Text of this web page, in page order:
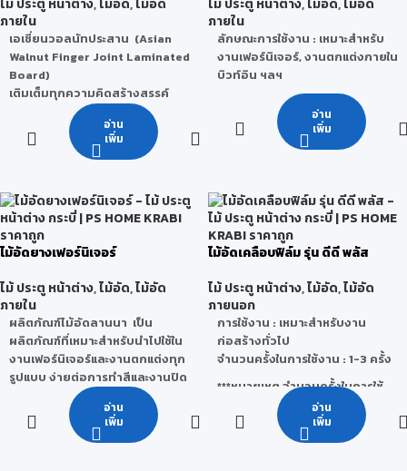
กระบวนการผลิต
CelukaProcess (เซลลูก้า) ทำให้
ลักษณะผิวด้านนอกมีความแข็ง
คุณสมบัติ
ทนเชื้อราและมอด ไม่เป็นเชื้อไฟ น้ำ
ลักษณะการใช้งาน : สามารถใช้ได้
ทั้งภายในและภายนอกเช่น งานฉลุ
โฆษณา ,เฟอร์นิเจอร์กันน้ำ, ห้องน้ำ,
ชุดห้องครัว, ห้องซาวน่า, ห้อง
Lab,ผนังกั้นห้อง, ฝ้าเพดาน, ประตูพี
วีซี, คิ้ว-บัว เป็นต้น
อาศัยได้มีส่วนร่วมในการอนุรักษ์
สิ่งแวดล้อมและได้ใช้ชีวิตที่สมดุล
จุดเด่น คือ มีผิวหน้าแข็งพิเศษ
• ผิวเรียบ ทำงานง่าย จบงาน
เรียบร้อย คุณภาพและขนาดได้
• สามารถทำฉลุ /ไดคัตได้
• พิมพ์สีและทำสีบนแผ่นพลาสวู้ดได้
• ผ่านการรับรองการเป็นมิตรกับ
Label จากสถาบันประเทศสิงคโปร์
• ผ่านการรับรองมาตรฐาน Lead
Free(ปลอดจากสารตะกั่ว) และ
จากสารระเหยที่เป็นพิษในอากาศ (
กระบวนการผลิต : Co-
ExtrusionProcess(โค-เอ็กซ์
ทรูชั่น) –การรีดร่วมทำให้ผิวหน้า
ของแผ่น PVC มีความแข็งพิเศษ
คุณสมบัติ: ไม่บวมน้ำ ทนปลวก
ทนเชื้อราและมอด ไม่เป็นเชื้อไฟ น้ำ
หนักเบา และเป็นมิตรกับสิ่ง
แวดล้อม
ลักษณะการใช้งาน: สามารถใช้ได้
ไม้ ประตู หน้าต่าง,ไม้อัด,ไม้อัด
ภายใน
เอเชี่ยนวอลนัทประสาน (Asian
Walnut Finger Joint Laminated
Board)
เติมเต็มทุกความคิดสร้างสรรค์
ผสานด้วยลวดลายของไม้เอเชี่ยน
วอลนัทที่เหมือนไม้สักจริงได้อย่าง
ลงตัว ขัดเรียบเหมาะกับงาน
ความทันสมัย และอบอุ่นแบบ
ธรรมชาติ
ในหนึ่งเดียว
เฟอร์นิเจอร์, งาน TOP โต๊ะ
อ่าน
เพิ่ม
ไม้ ประตู หน้าต่าง,ไม้อัด,ไม้อัด
ภายใน
ลักษณะการใช้งาน : เหมาะสำหรับ
งานเฟอร์นิเจอร์, งานตกแต่งภายใน
บิวท์อิน ฯลฯ
อ่าน
เพิ่ม
ไม้อัดยางเฟอร์นิเจอร์
ไม้ ประตู หน้าต่าง,ไม้อัด,ไม้อัด
ภายใน
ผลิตภัณฑ์ไม้อัดลานนา เป็น
ผลิตภัณฑ์ที่เหมาะสำหรับนำไปใช้ใน
งานเฟอร์นิเจอร์และงานตกแต่งทุก
รูปแบบ ง่ายต่อการทำสีและงานปิด
ผิวต่างๆ จบงานเรียบร้อย
คุณภาพและขนาดได้มาตรฐาน
ผนวกกับการคัดสรรวัตถุดิบที่มี
อ่าน
เพิ่ม
ไม้อัดเคลือบฟิล์ม รุ่น ดีดี พลัส
ไม้ ประตู หน้าต่าง,ไม้อัด,ไม้อัด
ภายนอก
การใช้งาน : เหมาะสำหรับงาน
ก่อสร้างทั่วไป
จำนวนครั้งในการใช้งาน : 1-3 ครั้ง
***หมายเหตุ จำนวนครั้งในการใช้
งานจริงนั้นสามารถเปลี่ยนแปลง
ได้ โดยขึ้นอยู่กับ สภาพแวดล้อม วิธี
ใช้งานของผู้ใช้ การเก็บรักษา และ
อ่าน
เพิ่ม